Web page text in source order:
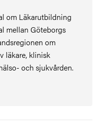
om Läkarutbildning
mellan Göteborgs
om
läkare, klinisk
och sjukvården.